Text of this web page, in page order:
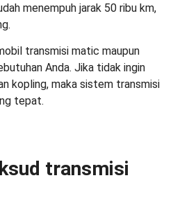
menempuh jarak 50 ribu km,
transmisi matic maupun
Anda. Jika tidak ingin
kopling, maka sistem transmisi
tepat.
transmisi